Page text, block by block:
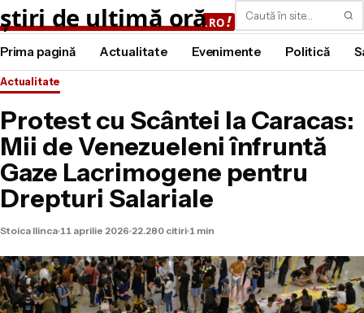
Caută
Prima pagină Actualitate Evenimente Politică
Actualitate
Protest cu Scântei la Caracas:
Mii de Venezueleni înfruntă
Gaze Lacrimogene pentru
Drepturi Salariale
Stoica Ilinca 11 aprilie 2026 22.280 citiri 1 min